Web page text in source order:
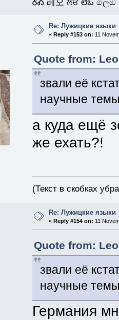
ᎴᎣ 레오 ਲੇਓ లెఒ
Re: Лужицкие языки
« Reply #153 on: 11
Quote from:
звали её
научные
а куда ещё
же ехать?!
(Текст в скобках
Re: Лужицкие языки
«Reply #154 on: 11
Quote from:
звали её
научные
Германия